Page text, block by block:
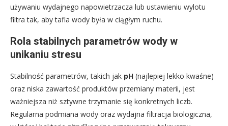
używaniu wydajnego napowietrzacza lub ustawieniu wylotu
filtra tak, aby tafla wody była w ciągłym ruchu.
Rola stabilnych parametrów wody w
unikaniu stresu
Stabilność parametrów, takich jak pH (najlepiej lekko kwaśne)
oraz niska zawartość produktów przemiany materii, jest
ważniejsza niż sztywne trzymanie się konkretnych liczb.
Regularna podmiana wody oraz wydajna filtracja biologiczna,